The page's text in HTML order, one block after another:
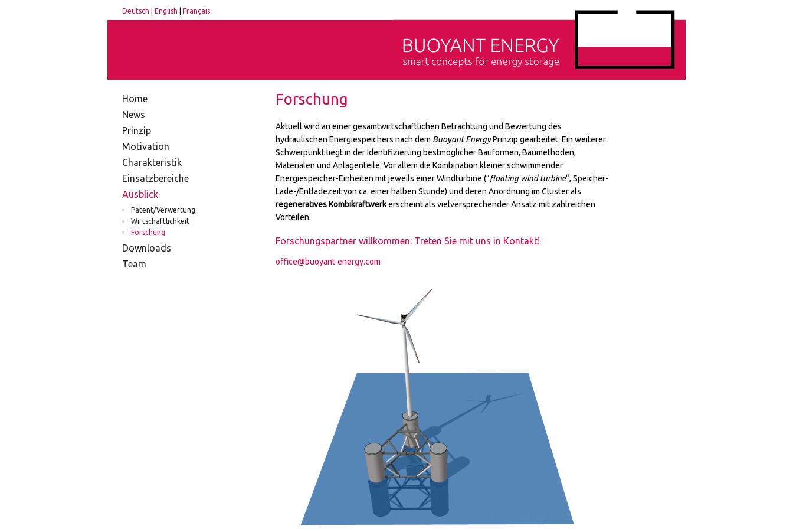
Deutsch English Français
Home
News
Prinzip
Motivation
Charakteristik
Einsatzbereiche
Ausblick
Patent/Verwertung
Wirtschaftlichkeit
Forschung
Downloads
Team
Forschung
Aktuell wird an einer gesamtwirtschaftlichen Betrachtung und Bewertung des
hydraulischen Energiespeichers nach dem Buoyant EnergyPrinzip gearbeitet. Ein weiterer
Schwerpunkt liegt in der Identifizierung bestmöglicher Bauformen, Baumethoden,
Materialen und Anlagenteile. Vor allem die Kombination kleiner schwimmender
Energiespeicher-Einheiten mit jeweils einer Windturbine (”floating wind turbine“, Speicher-
Lade-/Entladezeit von ca. einer halben Stunde) und deren Anordnung im Cluster als
regeneratives Kombikraftwerkerscheint als vielversprechender Ansatz mit zahlreichen
Vorteilen.
Forschungspartner willkommen: Treten Sie mit uns in Kontakt!
office@buoyant-energy.com